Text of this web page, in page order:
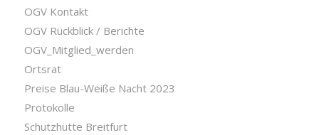
OGV Kontakt
OGV Rückblick / Berichte
OGV_Mitglied_werden
Ortsrat
Preise Blau-Weiße Nacht 2023
Protokolle
Schutzhütte Breitfurt